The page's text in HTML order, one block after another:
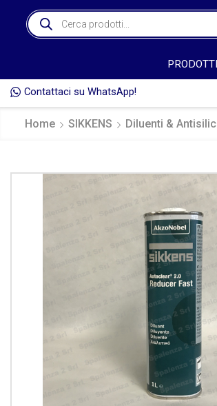
Contattaci su WhatsApp!
🚚
Home SIKKENS Diluenti &